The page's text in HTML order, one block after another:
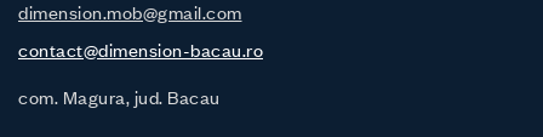
dimension.mob@gmail.com
contact@dimension-bacau.ro
com. Magura, jud. Bacau